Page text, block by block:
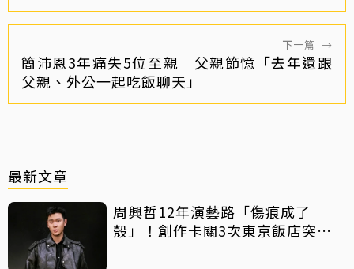
下一篇 →
簡沛恩3年痛失5位至親 父親節憶「去年還跟
父親、外公一起吃飯聊天」
最新文章
周興哲12年演藝路「傷痕成了
殼」！創作卡關3次東京飯店突找